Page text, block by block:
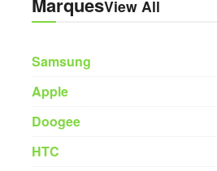
View All
Samsung
Apple
Doogee
HTC